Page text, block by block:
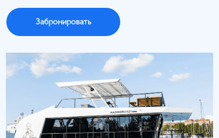
Забронировать